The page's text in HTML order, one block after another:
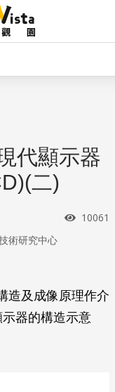
代顯示器
二)
瀏覽次
10061
術研究中心
造及成像原理作介
器的構造示意